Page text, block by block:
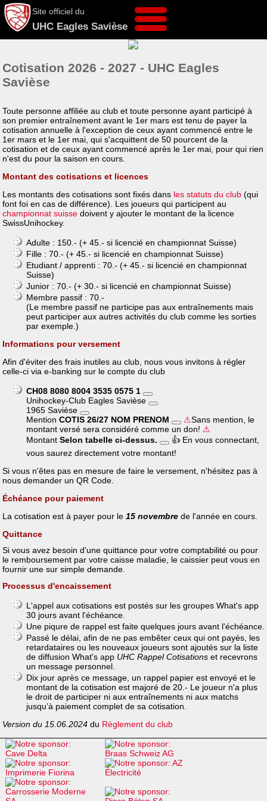
Site officiel du
UHC Eagles Savièse
Cotisation 2026 - 2027 - UHC Eagles
Savièse
Toute personne affiliée au club et toute personne ayant participé à
son premier entraînement avant le 1er mars est tenu de payer la
cotisation annuelle à l'exception de ceux ayant commencé entre le
1er mars et le 1er mai, qui s'acquittent de 50 pourcent de la
cotisation et de ceux ayant commencé après le 1er mai, pour qui rien
n'est du pour la saison en cours.
Montant des cotisations et licences
Les montants des cotisations sont fixés dans les statuts du club (qui
font foi en cas de différence). Les joueurs qui participent au
championnat suisse doivent y ajouter le montant de la licence
SwissUnihockey.
Adulte : 150.- (+ 45.- si licencié en championnat Suisse)
Fille : 70.- (+ 45.- si licencié en championnat Suisse)
Etudiant / apprenti : 70.- (+ 45.- si licencié en championnat
Suisse)
Junior : 70.- (+ 30.- si licencié en championnat Suisse)
Membre passif : 70.-
(Le membre passif ne participe pas aux entraînements mais
peut participer aux autres activités du club comme les sorties
par exemple.)
Informations pour versement
Afin d'éviter des frais inutiles au club, nous vous invitons à régler
celle-ci via e-banking sur le compte du club
CH08 8080 8004 3535 0575 1
Unihockey-Club Eagles Savièse
1965 Savièse
Mention COTIS 26/27 NOM PRENOM ⚠Sans mention, le
montant versé sera considéré comme un don! ⚠
Montant Selon tabelle ci-dessus.
👍 En vous connectant,
vous saurez directement votre montant!
Si vous n'êtes pas en mesure de faire le versement, n'hésitez pas à
nous demander un QR Code.
Échéance pour paiement
La cotisation est à payer pour le 15 novembre de l'année en cours.
Quittance
Si vous avez besoin d'une quittance pour votre comptabilité ou pour
le remboursement par votre caisse maladie, le caissier peut vous en
fournir une sur simple demande.
Processus d'encaissement
L'appel aux cotisations est postés sur les groupes What's app
30 jours avant l'échéance.
Une piqure de rappel est faite quelques jours avant l'échéance.
Passé le délai, afin de ne pas embêter ceux qui ont payés, les
retardataires ou les nouveaux joueurs sont ajoutés sur la liste
de diffusion What's app UHC Rappel Cotisations et recevrons
un message personnel.
Dix jour après ce message, un rappel papier est envoyé et le
montant de la cotisation est majoré de 20.- Le joueur n'a plus
le droit de participer ni aux entraînements ni aux matchs
jusqu’à paiement complet de sa cotisation.
Version du 15.06.2024 du Règlement du club